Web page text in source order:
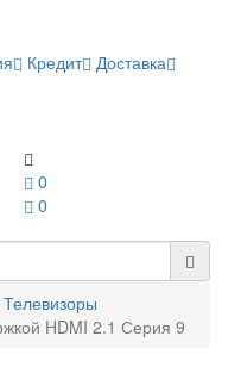
Кредит Доставка
0
0
Телевизоры
HDMI 2.1 Серия 9